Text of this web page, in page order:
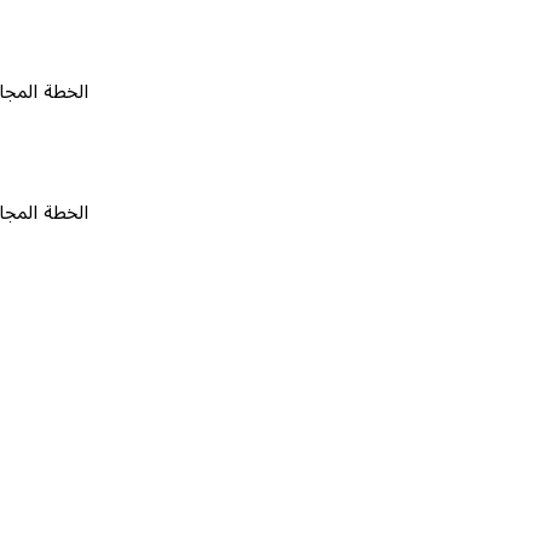
الخطة المجانية ٠
الخطة المجانية ٠